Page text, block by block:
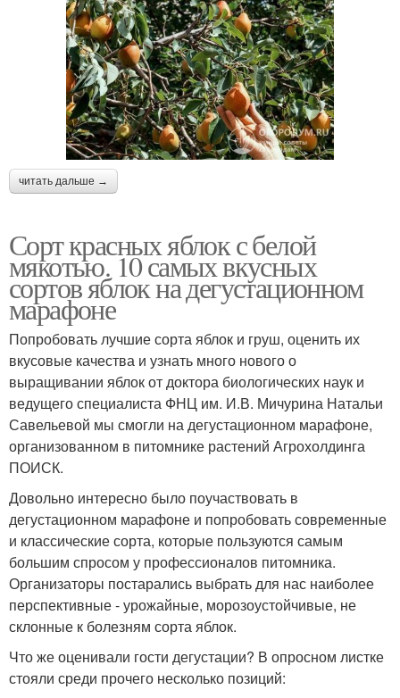
читать дальше →
Сорт красных яблок с белой
мякотью. 10 самых вкусных
сортов яблок на дегустационном
марафоне
Попробовать лучшие сорта яблок и груш, оценить их
вкусовые качества и узнать много нового о
выращивании яблок от доктора биологических наук и
ведущего специалиста ФНЦ им. И.В. Мичурина Натальи
Савельевой мы смогли на дегустационном марафоне,
организованном в питомнике растений Агрохолдинга
ПОИСК.
Довольно интересно было поучаствовать в
дегустационном марафоне и попробовать современные
и классические сорта, которые пользуются самым
большим спросом у профессионалов питомника.
Организаторы постарались выбрать для нас наиболее
перспективные - урожайные, морозоустойчивые, не
склонные к болезням сорта яблок.
Что же оценивали гости дегустации? В опросном листке
стояли среди прочего несколько позиций: